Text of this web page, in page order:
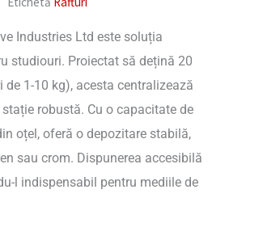
Industries Ltd este soluția
studiouri. Proiectat să dețină 20
1-10 kg), acesta centralizează
robustă. Cu o capacitate de
oțel, oferă o depozitare stabilă,
sau crom. Dispunerea accesibilă
l indispensabil pentru mediile de